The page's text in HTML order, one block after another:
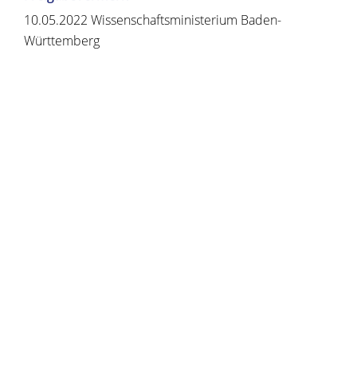
10.05.2022 Wissenschaftsministerium Baden-
Württemberg